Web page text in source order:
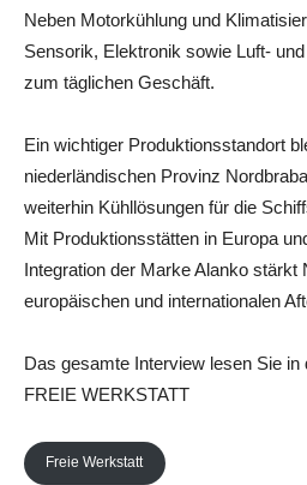
Neben Motorkühlung und
Sensorik, Elektronik sowie Luft-
zum täglichen Geschäft.
Ein wichtiger Produktionsstandort
niederländischen Provinz
weiterhin Kühllösungen für die
Mit Produktionsstätten in Europa
Integration der Marke Alanko stärkt
europäischen und internationalen
Das gesamte Interview lesen Sie in
FREIE WERKSTATT
Freie Werkstatt